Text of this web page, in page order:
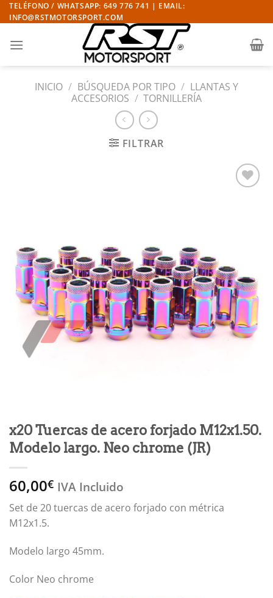
Saltar
al
TELÉFONO / WHATSAPP: 649 776 741 | EMAIL:
INFO@RSTMOTORSPORT.COM
INICIO / BÚSQUEDA POR TIPO / LLANTAS Y
ACCESORIOS / TORNILLERÍA
FILTRAR
x20 Tuercas de acero forjado M12x1.50.
Modelo largo. Neo chrome (JR)
60,00€ IVA Incluido
Set de 20 tuercas de acero forjado con métrica
M12x1.5.
Modelo largo 45mm.
Color Neo chrome